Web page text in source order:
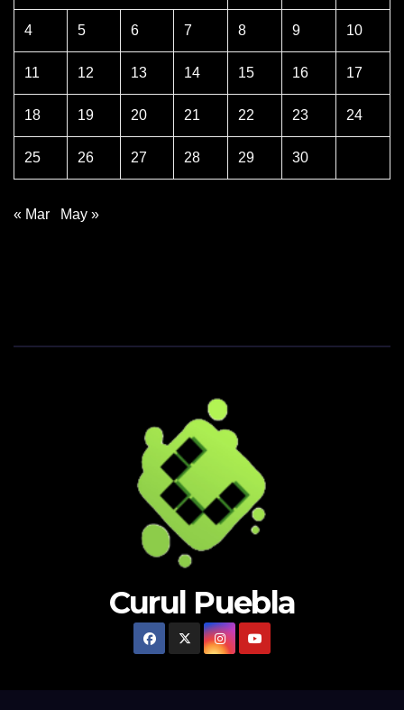
4 5 6 7 8 9 10
11 12 13 14 15 16 17
18 19 20 21 22 23 24
25 26 27 28 29 30
« Mar May »
Curul Puebla